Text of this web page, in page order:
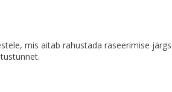
mis aitab rahustada raseerimise